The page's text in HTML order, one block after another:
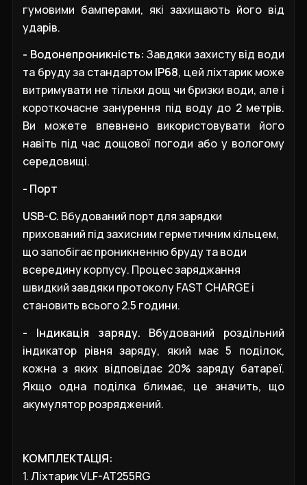
гумовими бамперами, які захищають його від
ударів.
- Водонепроникність: Завдяки захисту від води
та бруду за стандартом IP68, цей ліхтарик може
витримувати не тільки дощ чи бризки води, але і
короткочасне занурення під воду до 2 метрів.
Ви можете впевнено використовувати його
навіть під час дощової погоди або у вологому
середовищі.
- Порт
USB-C. Вбудований порт для зарядки
прихований під захисним герметичним кільцем,
що запобігає проникненню бруду та води
всередину корпусу. Процес заряджання
швидкий завдяки протоколу FAST CHARGE і
становить всього 2.5 години.
- Індикація заряду. Вбудований роздільний
індикатор рівня заряду, який має 5 поділок,
кожна з яких відповідає 20% заряду батареї.
Якщо одна поділка блимає, це значить, що
акумулятор розряджений.
КОМПЛЕКТАЦІЯ:
1. ЛіхтарикVLF-AT255RG